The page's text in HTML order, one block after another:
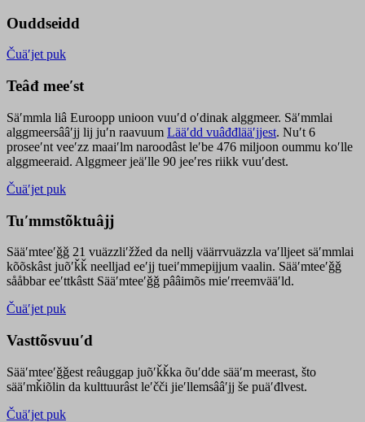
Ouddseidd
Čuäʹjet puk
Teâđ meeʹst
Säʹmmla liâ Euroopp unioon vuuʹd oʹdinak alggmeer. Säʹmmlai
alggmeersââʹjj lij juʹn raavuum Lääʹdd vuâđđlääʹjjest. Nuʹt 6
proseeʹnt veeʹzz maaiʹlm naroodâst leʹbe 476 miljoon oummu koʹlle
alggmeeraid. Alggmeer jeäʹlle 90 jeeʹres riikk vuuʹdest.
Čuäʹjet puk
Tuʹmmstõktuâjj
Sääʹmteeʹǧǧ 21 vuäzzliʹžžed da nellj väärrvuäzzla vaʹlljeet säʹmmlai
kõõskâst juõʹǩǩ neelljad eeʹjj tueiʹmmepijjum vaalin. Sääʹmteeʹǧǧ
sååbbar eeʹttkâstt Sääʹmteeʹǧǧ pââimõs mieʹrreemvääʹld.
Čuäʹjet puk
Vasttõsvuuʹd
Sääʹmteeʹǧǧest reâuggap juõʹǩǩka õuʹdde sääʹm meerast, što
sääʹmǩiõlin da kulttuurâst leʹčči jieʹllemsââʹjj še puäʹđlvest.
Čuäʹjet puk